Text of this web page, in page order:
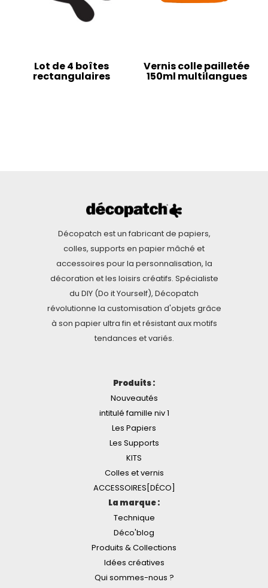
Lot de 4 boîtes
rectangulaires
Vernis colle pailletée
150ml multilangues
Décopatch est un fabricant de papiers,
colles, supports en papier mâché et
accessoires pour la personnalisation, la
décoration et les loisirs créatifs. Spécialiste
du DIY (Do it Yourself), Décopatch
révolutionne la customisation d'objets grâce
à son papier ultra fin et résistant aux motifs
tendances et variés.
Produits :
Nouveautés
intitulé famille niv 1
Les Papiers
Les Supports
KITS
Colles et vernis
ACCESSOIRES[DÉCO]
La marque :
Technique
Déco'blog
Produits & Collections
Idées créatives
Qui sommes-nous ?